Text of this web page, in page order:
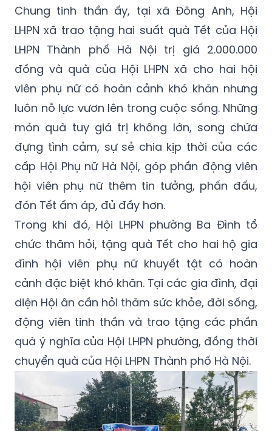
Chung tinh thần ấy, tại xã Đông Anh, Hội
LHPN xã trao tặng hai suất quà Tết của Hội
LHPN Thành phố Hà Nội trị giá 2.000.000
đồng và quà của Hội LHPN xã cho hai hội
viên phụ nữ có hoàn cảnh khó khăn nhưng
luôn nỗ lực vươn lên trong cuộc sống. Những
món quà tuy giá trị không lớn, song chứa
đựng tình cảm, sự sẻ chia kịp thời của các
cấp Hội Phụ nữ Hà Nội, góp phần động viên
hội viên phụ nữ thêm tin tưởng, phấn đấu,
đón Tết ấm áp, đủ đầy hơn.
Trong khi đó, Hội LHPN phường Ba Đình tổ
chức thăm hỏi, tặng quà Tết cho hai hộ gia
đình hội viên phụ nữ khuyết tật có hoàn
cảnh đặc biệt khó khăn. Tại các gia đình, đại
diện Hội ân cần hỏi thăm sức khỏe, đời sống,
động viên tinh thần và trao tặng các phần
quà ý nghĩa của Hội LHPN phường, đồng thời
chuyển quà của Hội LHPN Thành phố Hà Nội.